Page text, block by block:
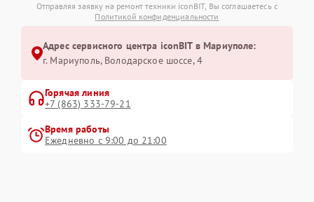
Отправляя заявку на ремонт техники iconBIT, Вы соглашаетесь с
Политикой конфиденциальности
Адрес сервисного центра iconBIT в Мариуполе:
г. Мариуполь, Володарское шоссе, 4
Горячая линия
+7 (863) 333-79-21
Время работы
Ежедневно с 9:00 до 21:00